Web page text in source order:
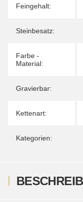
Feingehalt:
Steinbesatz:
Farbe -
Material:
Gravierbar:
Kettenart:
Kategorien: